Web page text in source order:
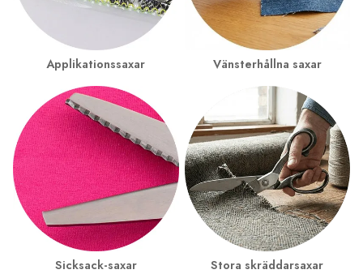
Applikationssaxar Vänsterhållna saxar
Sicksack-saxar Stora skräddarsaxar